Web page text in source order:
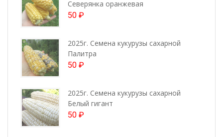
Северянка оранжевая
50 ₽
2025г. Семена кукурузы сахарной
Палитра
50 ₽
2025г. Семена кукурузы сахарной
Белый гигант
50 ₽